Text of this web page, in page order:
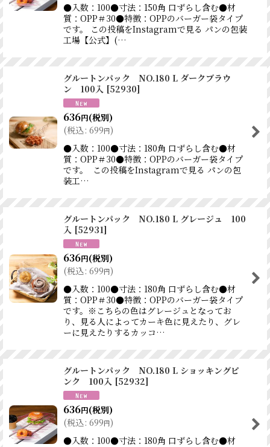
●入数：100●寸法：150角 口ずらし含む●材
質：OPP＃30●特徴：OPPのバーガー袋タイプ
です。 この投稿をInstagramで見る パンの包装
工場【公式】(…
グルートンパック NO.180 L ダークブラウ
ン 100入 [52930]
636円(税別)
(税込: 699円)
●入数：100●寸法：180角 口ずらし含む●材
質：OPP＃30●特徴：OPPのバーガー袋タイプ
です。 この投稿をInstagramで見る パンの包
装工…
グルートンパック NO.180 L グレージュ 100
入 [52931]
636円(税別)
(税込: 699円)
●入数：100●寸法：180角 口ずらし含む●材
質：OPP＃30●特徴：OPPのバーガー袋タイプ
です。※こちらの色はグレージュとなってお
り、見る人によってカーキ色に見えたり、グレ
ーに見えたりするカッコ…
グルートンパック NO.180 L ショッキングピ
ンク 100入 [52932]
636円(税別)
(税込: 699円)
●入数：100●寸法：180角 口ずらし含む●材